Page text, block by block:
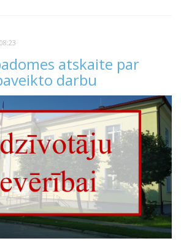
atskaite par
darbu